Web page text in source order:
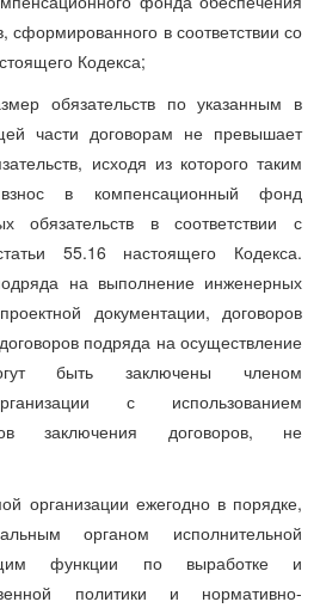
сформированного в соответствии со
Кодекса;
обязательств по указанным в
части договорам не превышает
исходя из которого таким
в компенсационный фонд
обязательств в соответствии с
55.16 настоящего Кодекса.
на выполнение инженерных
документации, договоров
подряда на осуществление
быть заключены членом
с использованием
заключения договоров, не
организации ежегодно в порядке,
органом исполнительной
функции по выработке и
политики и нормативно-